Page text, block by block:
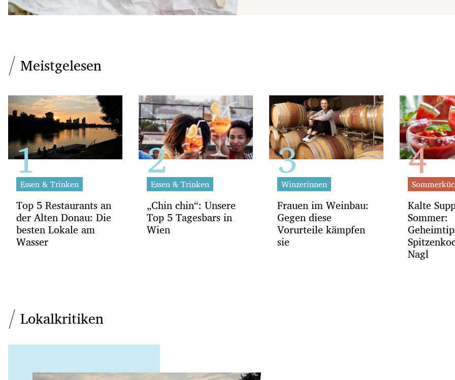
Meistgelesen
Essen & Trinken
Top 5 Restaurants an
der Alten Donau: Die
besten Lokale am
Wasser
Essen & Trinken
„Chin chin“: Unsere
Top 5 Tagesbars in
Wien
Winzerinnen
Frauen im Weinbau:
Gegen diese
Vorurteile kämpfen
sie
Kalte
Sommer:
Nagl
Lokalkritiken